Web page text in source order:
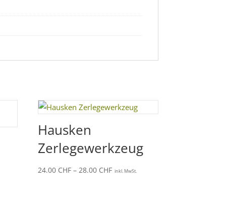
Hausken
Zerlegewerkzeug
24.00 CHF –28.00 CHFPreisspanne:
inkl. MwSt.